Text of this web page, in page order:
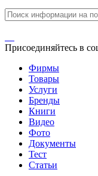
Присоединяйтесь в
Фирмы
Товары
Услуги
Бренды
Книги
Видео
Фото
Документы
Тест
Статьи